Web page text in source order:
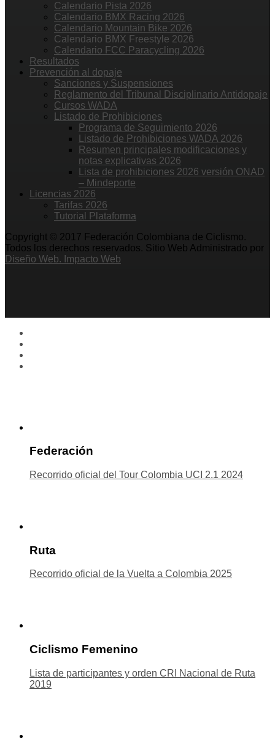
Calendario Pista 2026
Calendario BMX Racing 2026
Calendario Mountain Bike 2026
Calendario BMX Freestyle 2026
Calendario FCC Paracycling 2026
Resultados
Prevención al dopaje
Sanciones y Suspensiones
Reglamento del Tribunal Disciplinario Antidopaje
Cursos WADA
Listado de Prohibiciones
Programa de Seguimiento 2026
Listado de Prohibiciones WADA 2026
Resumen principales modificaciones y
notas explicativas 2026
Lista de prohibiciones 2026 versión ONAD
– Mindeporte
Licencias 2026
Tarifas 2026
Tutorial Plataforma
Copyright © 2017 Federación Colombiana de Ciclismo.
Todos los derechos reservados. Sitio Web Administrado por
Diseño Web. Impacto Web
Federación
Recorrido oficial del Tour Colombia UCI 2.1 2024
Ruta
Recorrido oficial de la Vuelta a Colombia 2025
Ciclismo Femenino
Lista de participantes y orden CRI Nacional de Ruta
2019